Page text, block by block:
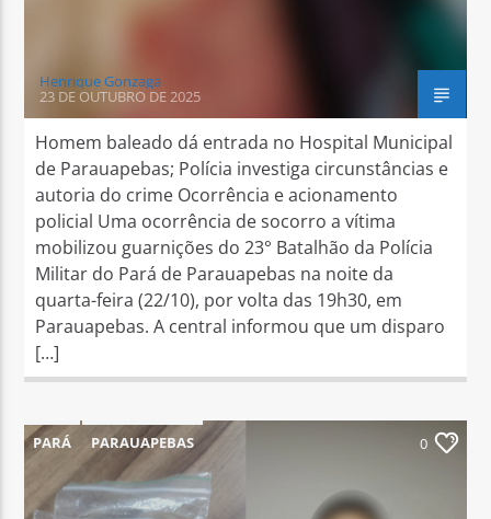
Henrique Gonzaga
23 DE OUTUBRO DE 2025
Homem baleado dá entrada no Hospital Municipal
de Parauapebas; Polícia investiga circunstâncias e
autoria do crime Ocorrência e acionamento
policial Uma ocorrência de socorro a vítima
mobilizou guarnições do 23° Batalhão da Polícia
Militar do Pará de Parauapebas na noite da
quarta-feira (22/10), por volta das 19h30, em
Parauapebas. A central informou que um disparo
[…]
PARÁ PARAUAPEBAS 0